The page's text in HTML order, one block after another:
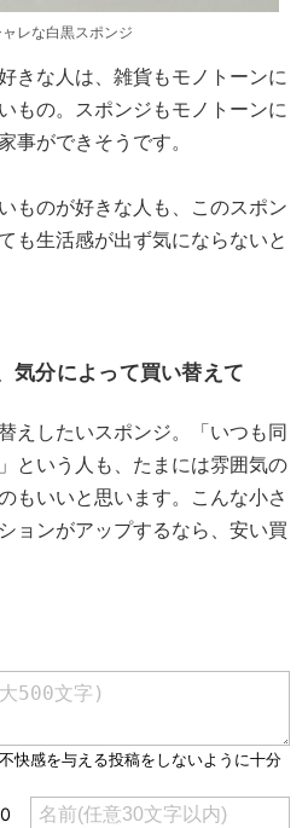
レな白黒スポンジ
きな人は、雑貨もモノトーンに
もの。スポンジもモノトーンに
事ができそうです。
ものが好きな人も、このスポン
も生活感が出ず気にならないと
気分によって買い替えて
えしたいスポンジ。「いつも同
という人も、たまには雰囲気の
もいいと思います。こんな小さ
ョンがアップするなら、安い買